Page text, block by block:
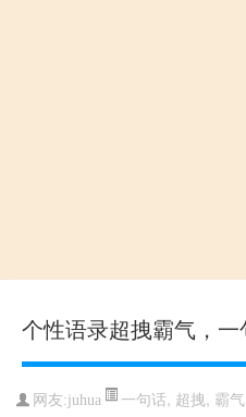
个性语录超拽霸气，
网友:juhua 一句话, 超拽, 霸气